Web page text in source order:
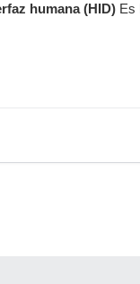
humana (HID) Es